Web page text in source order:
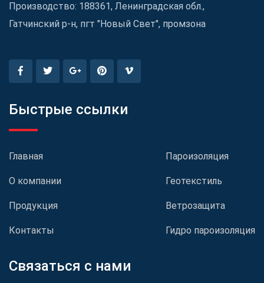
Производство: 188361, Ленинградская обл.,
Гатчинский р-н, пгт "Новый Свет", промзона
Быстрые ссылки
Главная
О компании
Продукция
Контакты
Пароизоляция
Геотекстиль
Ветрозащита
Гидро пароизоляция
Связаться с нами